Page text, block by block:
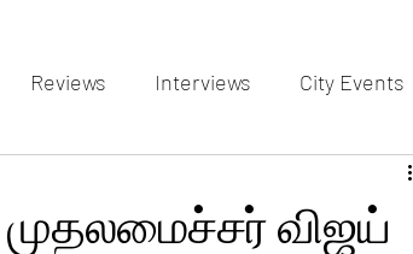
Reviews Interviews City Events
actors gallery
முதலமைச்சர் விஜய்